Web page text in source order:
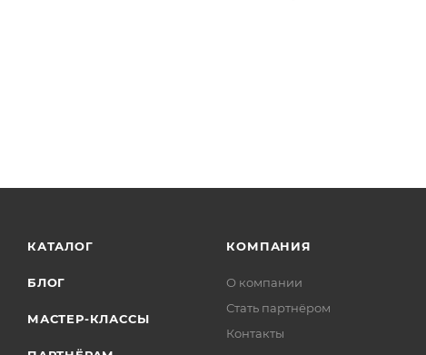
КАТАЛОГ
БЛОГ
МАСТЕР-КЛАССЫ
КОМПАНИЯ
О компании
Стать партнёром
Контакты